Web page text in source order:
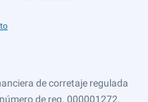
de corretaje regulada
de reg. 000001272.